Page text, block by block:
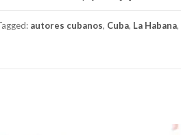
autores cubanos, Cuba, La Habana,